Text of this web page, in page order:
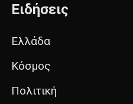
Ειδήσεις
Ελλάδα
Κόσμος
Πολιτική